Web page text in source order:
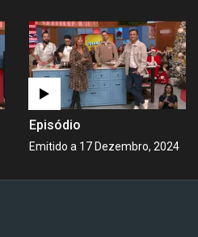
Episódio
Emitido a 17 Dezembro, 2024